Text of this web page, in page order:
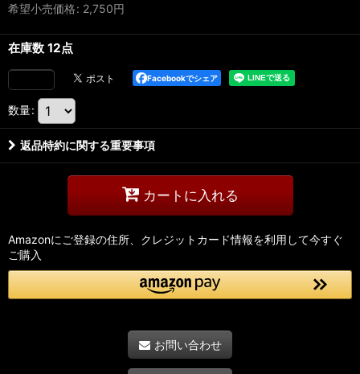
希望小売価格: 2,750円
在庫数 12点
Facebookでシェア
数量:
返品特約に関する重要事項
カートに入れる
Amazonにご登録の住所、クレジットカード情報を利用して今すぐ
ご購入
お問い合わせ